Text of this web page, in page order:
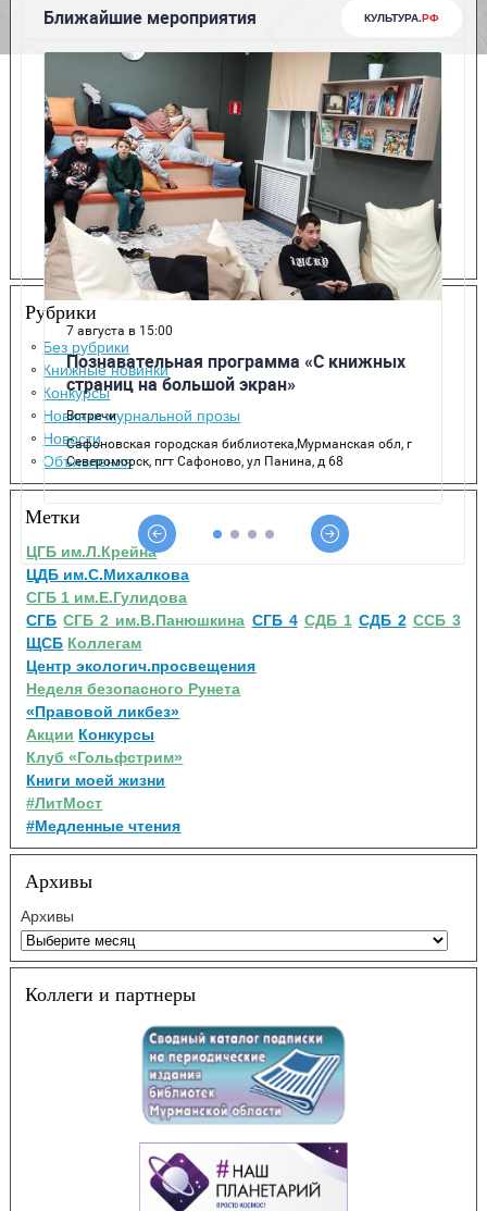
Рубрики
Без рубрики
Книжные новинки
Конкурсы
Новинки журнальной прозы
Новости
Объявления
Метки
ЦГБ им.Л.Крейна
ЦДБ им.С.Михалкова
СГБ 1 им.Е.Гулидова
СГБ СГБ 2 им.В.Панюшкина СГБ 4 СДБ 1 СДБ 2 ССБ 3
ЩСБ Коллегам
Центр экологич.просвещения
Неделя безопасного Рунета
«Правовой ликбез»
Акции Конкурсы
Клуб «Гольфстрим»
Книги моей жизни
#ЛитМост
#Медленные чтения
Архивы
Архивы
Коллеги и партнеры